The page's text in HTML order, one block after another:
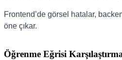
Frontend’de görsel hatalar,
öne çıkar.
Öğrenme Eğrisi